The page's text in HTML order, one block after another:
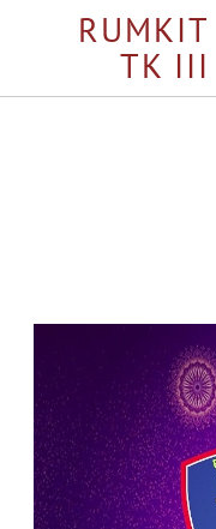
RUMKIT
TK III